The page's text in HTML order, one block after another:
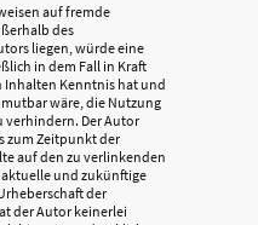
auf fremde
des
liegen, würde eine
in dem Fall in Kraft
Inhalten Kenntnis hat und
wäre, die Nutzung
verhindern. Der Autor
zum Zeitpunkt der
auf den zu verlinkenden
und zukünftige
der
der Autor keinerlei